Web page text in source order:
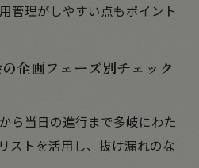
管理がしやすい点もポイント
企画フェーズ別チェック
ら当日の進行まで多岐にわた
ストを活用し、抜け漏れのな